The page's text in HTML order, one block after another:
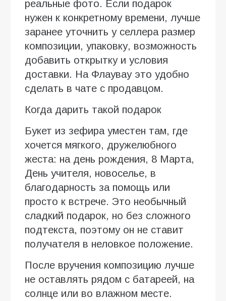
реальные фото. Если подарок
нужен к конкретному времени, лучше
заранее уточнить у селлера размер
композиции, упаковку, возможность
добавить открытку и условия
доставки. На Флаувау это удобно
сделать в чате с продавцом.
Когда дарить такой подарок
Букет из зефира уместен там, где
хочется мягкого, дружелюбного
жеста: на день рождения, 8 Марта,
День учителя, новоселье, в
благодарность за помощь или
просто к встрече. Это необычный
сладкий подарок, но без сложного
подтекста, поэтому он не ставит
получателя в неловкое положение.
После вручения композицию лучше
не оставлять рядом с батареей, на
солнце или во влажном месте.